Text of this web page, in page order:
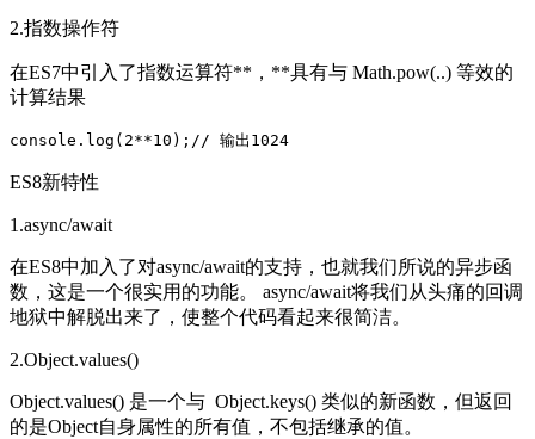
2.指数操作符
在ES7中引入了指数运算符**，**具有与 Math.pow(..) 等效的
计算结果
console.log(2**10);// 输出1024
ES8新特性
1.async/await
在ES8中加入了对async/await的支持，也就我们所说的异步函
数，这是一个很实用的功能。 async/await将我们从头痛的回调
地狱中解脱出来了，使整个代码看起来很简洁。
2.Object.values()
Object.values() 是一个与 Object.keys() 类似的新函数，但返回
的是Object自身属性的所有值，不包括继承的值。